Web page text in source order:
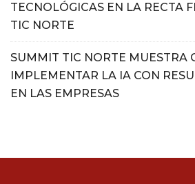
TECNOLÓGICAS EN LA RECTA
TIC NORTE
SUMMIT TIC NORTE MUESTRA
IMPLEMENTAR LA IA CON
EN LAS EMPRESAS